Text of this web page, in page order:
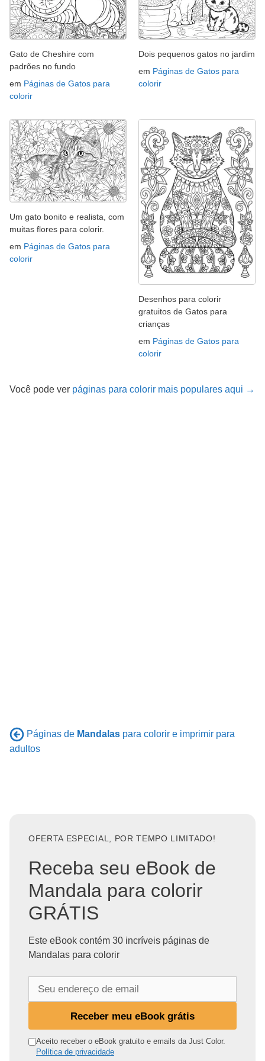
Gato de Cheshire com
padrões no fundo
em Páginas de Gatos para
colorir
Dois pequenos gatos no jardim
em Páginas de Gatos para
colorir
Um gato bonito e realista, com
muitas flores para colorir.
em Páginas de Gatos para
colorir
Desenhos para colorir
gratuitos de Gatos para
crianças
em Páginas de Gatos para
colorir
Você pode ver páginas para colorir mais populares aqui →
Páginas de Mandalas para colorir e imprimir para
adultos
OFERTA ESPECIAL, POR TEMPO LIMITADO!
Receba seu eBook de
Mandala para colorir
GRÁTIS
Este eBook contém 30 incríveis páginas de
Mandalas para colorir
n
Receber meu eBook grátis
Aceito receber o eBook gratuito e emails da Just Color.
Política de privacidade